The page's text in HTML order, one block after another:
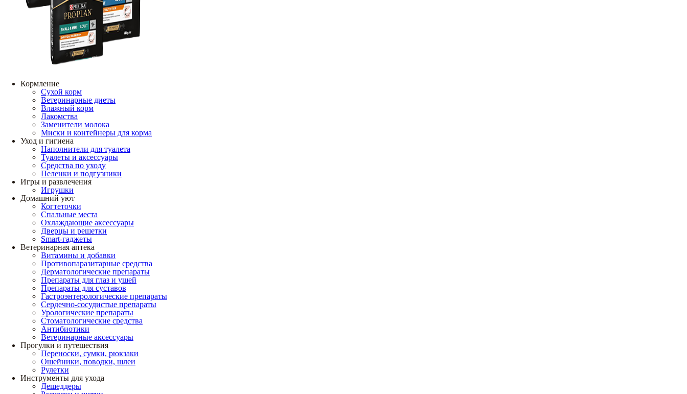
Кормление
Сухой корм
Ветеринарные диеты
Влажный корм
Лакомства
Заменители молока
Миски и контейнеры для корма
Уход и гигиена
Наполнители для туалета
Туалеты и аксессуары
Средства по уходу
Пеленки и подгузники
Игры и развлечения
Игрушки
Домашний уют
Когтеточки
Спальные места
Охлаждающие аксессуары
Дверцы и решетки
Smart-гаджеты
Ветеринарная аптека
Витамины и добавки
Противопаразитарные средства
Дерматологические препараты
Препараты для глаз и ушей
Препараты для суставов
Гастроэнтерологические препараты
Сердечно-сосудистые препараты
Урологические препараты
Стоматологические средства
Антибиотики
Ветеринарные аксессуары
Прогулки и путешествия
Переноски, сумки, рюкзаки
Ошейники, поводки, шлеи
Рулетки
Инструменты для ухода
Дешеддеры